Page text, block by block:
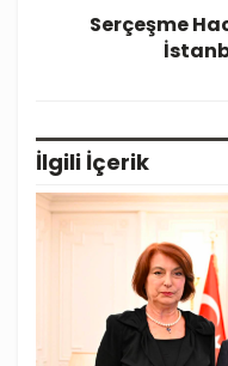
Serçeşme
İlgili İçerik